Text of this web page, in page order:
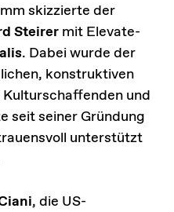
skizzierte der
Steirer mit Elevate-
. Dabei wurde der
konstruktiven
und
seit seiner Gründung
unterstützt
, die US-